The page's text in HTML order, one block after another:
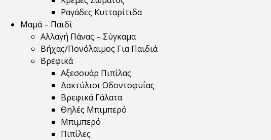
Ραγάδες Κυτταρίτιδα
Μαμά – Παιδί
Αλλαγή Πάνας – Σύγκαμα
Βήχας/Πονόλαιμος Για Παιδιά
Βρεφικά
Αξεσουάρ Πιπίλας
Δακτύλιοι Οδοντοφυΐας
Βρεφικά Γάλατα
Θηλές Μπιμπερό
Μπιμπερό
Πιπίλες